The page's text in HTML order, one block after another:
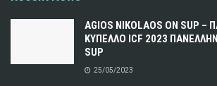
AGIOS NIKOLAOS ON SUP –
ΚΥΠΕΛΛΟ ICF 2023
SUP
25/05/2023